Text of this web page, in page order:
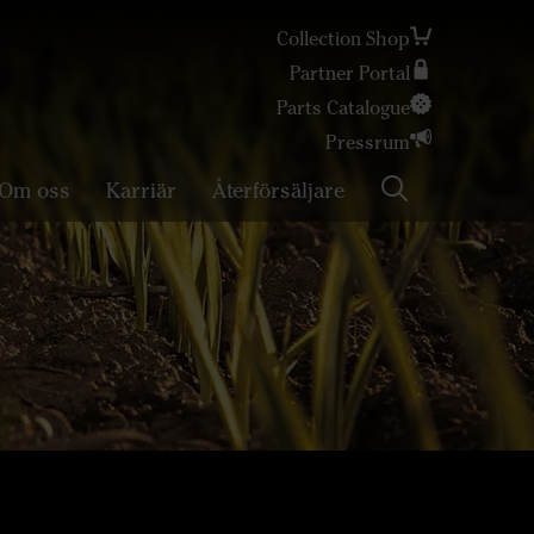
Collection Shop
Partner Portal
Parts Catalogue
Pressrum
oss Karriär Återförsäljare